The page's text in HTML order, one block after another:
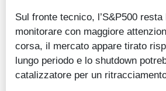
Sul fronte tecnico, l’S&P500 resta
monitorare con maggiore
corsa, il mercato appare tirato
lungo periodo e lo shutdown
catalizzatore per un